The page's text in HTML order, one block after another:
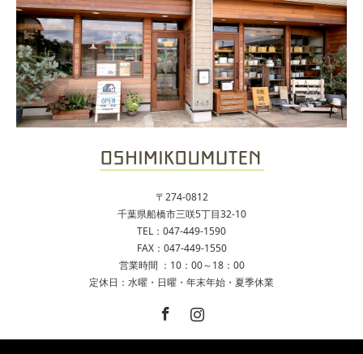
〒274-0812
千葉県船橋市三咲5丁目32-10
TEL：047-449-1590
FAX：047-449-1550
営業時間 ：10：00～18：00
定休日：水曜・日曜・年末年始・夏季休業